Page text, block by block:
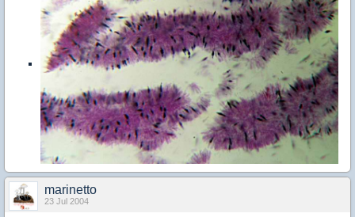
marinetto
23 Jul 2004